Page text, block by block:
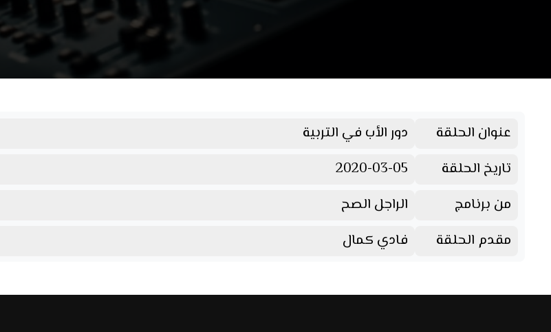
عنوان الحلقة
دور الأب في التربية
تاريخ الحلقة
2020-03-05
من برنامج
الراجل الصح
مقدم الحلقة
فادي كمال